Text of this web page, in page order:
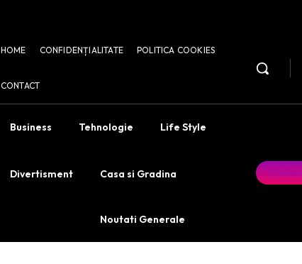
HOME CONFIDENȚIALITATE POLITICA COOKIES
CONTACT
Business Tehnologie Life Style
Divertisment Casa si Gradina
Noutati Generale